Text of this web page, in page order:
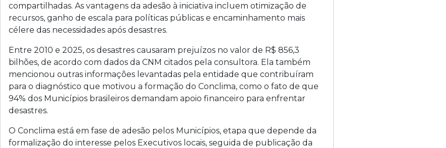
compartilhadas. As vantagens da adesão à iniciativa incluem otimização de
recursos, ganho de escala para políticas públicas e encaminhamento mais
célere das necessidades após desastres.
Entre 2010 e 2025, os desastres causaram prejuízos no valor de R$ 856,3
bilhões, de acordo com dados da CNM citados pela consultora. Ela também
mencionou outras informações levantadas pela entidade que contribuíram
para o diagnóstico que motivou a formação do Conclima, como o fato de que
94% dos Municípios brasileiros demandam apoio financeiro para enfrentar
desastres.
O Conclima está em fase de adesão pelos Municípios, etapa que depende da
formalização do interesse pelos Executivos locais, seguida de publicação da